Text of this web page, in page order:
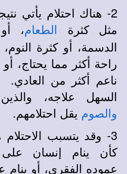
2- هناك احتلام يأتي
مثل كثرة
الطعام،
الدسمة، أو كثرة
راحة أكثر مما يحتاج،
ناعم أكثر من
السهل علاجه،
والصوم يقل احتلامهم.
3- وقد يتسبب
كأن ينام إنسان
عموده الفقري، أو